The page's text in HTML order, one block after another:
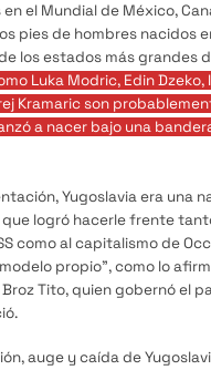
el Mundial de México,
pies de hombres nacidos
los estados más grandes
Luka Modric, Edin Dzeko,
Kramaric son
a nacer bajo una
Yugoslavia era una
logró hacerle frente
como al capitalismo de
propio”, como lo
Tito, quien gobernó el
auge y caída de